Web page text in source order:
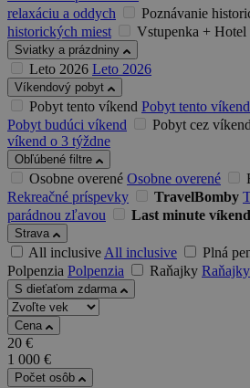
relaxáciu a oddych
Poznávanie
historických miest
Vstupenka + Hotel
Sviatky a prázdniny
Leto 2026 Leto 2026
Víkendový pobyt
Pobyt tento víkend Pobyt tento víkend
Pobyt budúci víkend
Pobyt cez
víkend o 3 týždne
Obľúbené filtre
Osobne overené Osobne overené
Rekreačné príspevky
TravelBomby
parádnou zľavou
Last minute
Strava
All inclusiveAll inclusive Plná
Polpenzia Polpenzia Raňajky Raňajky
S dieťaťom zdarma
Cena
20 €
1 000 €
Počet osôb